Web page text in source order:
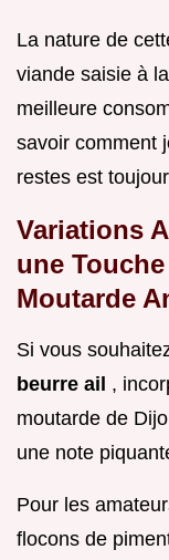
La nature de
viande saisie à
meilleure
savoir comment
restes est
Variations
une
Moutarde
Si vous
beurre ail ,
moutarde de
une note
Pour les
flocons de